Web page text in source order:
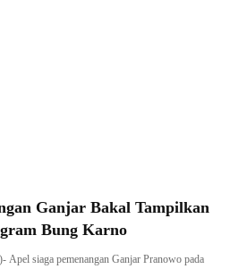
Ganjar Bakal Tampilkan
Bung Karno
siaga pemenangan Ganjar Pranowo pada